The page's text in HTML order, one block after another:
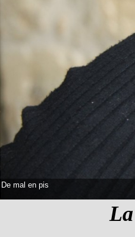
De mal en pis